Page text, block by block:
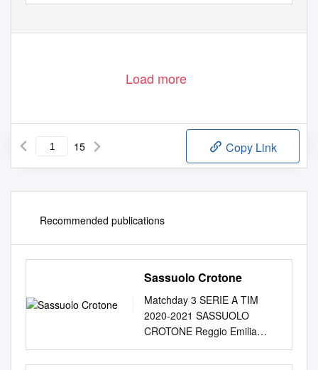
Load more
15 Copy Link
Recommended publications
Sassuolo Crotone
Matchday 3 SERIE A TIM
2020-2021 SASSUOLO
CROTONE Reggio Emilia
03/10/2020 MAPEI STADIUM
STADIUM 15:00 Referee: